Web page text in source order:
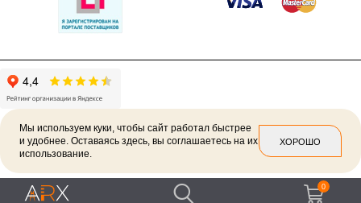
2026 © Политика конфиденциальности
0
Мы используем куки, чтобы сайт работал быстрее
и удобнее. Оставаясь здесь, вы соглашаетесь на их
использование.
ХОРОШО